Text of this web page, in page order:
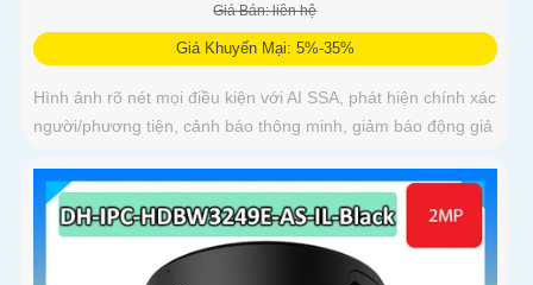
Giá Bán: liên hệ
Giá Khuyến Mại: 5%-35%
Hình ảnh rõ nét mọi điều kiện với AI SSA, phát hiện chính xác
người/phương tiện, cảnh báo thông minh, giảm báo động giả